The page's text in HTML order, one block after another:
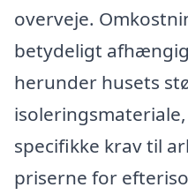
overveje.
betydeligt
herunder husets
specifikke krav til
priserne for